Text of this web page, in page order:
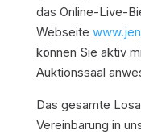
das Online-Live-
Webseite
können Sie aktiv
Auktionssaal
Das gesamte
Vereinbarung in